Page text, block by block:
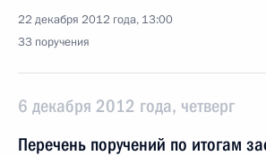
22 декабря 2012 года, 13:00
33 поручения
6 декабря 2012 года, четверг
Перечень поручений по итогам